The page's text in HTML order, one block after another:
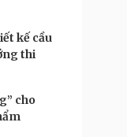
kế cầu
thi
cho